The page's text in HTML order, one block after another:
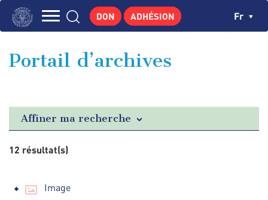
Aller
principale
GEORGES POMPIDOU
PUBLICATIONS
ACTUALITÉS
DON ADHÉSION Fr
Portail d’archives
Affiner ma recherche
12 résultat(s)
Image
Panneau de gestion des cookies